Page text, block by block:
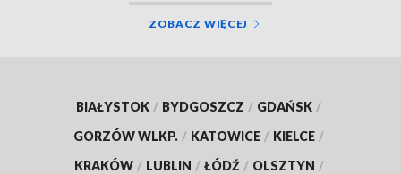
ZOBACZ WIĘCEJ
BIAŁYSTOK / BYDGOSZCZ / GDAŃSK /
GORZÓW WLKP. / KATOWICE / KIELCE /
KRAKÓW / LUBLIN / ŁÓDŹ / OLSZTYN /